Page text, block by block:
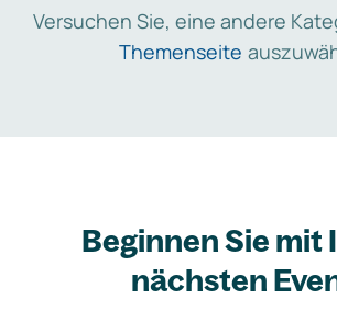
Versuchen Sie, eine andere
Themenseite
Beginnen Sie mit
nächsten